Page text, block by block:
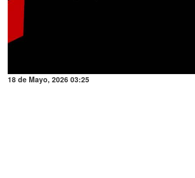
18 de Mayo, 2026 03:25